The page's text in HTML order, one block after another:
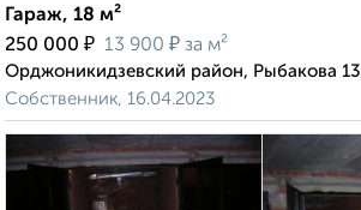
Гараж, 18 м²
250 000 ₽ 13 900 ₽ за м²
Орджоникидзевский район, Рыбакова 13
Собственник, 16.04.2023